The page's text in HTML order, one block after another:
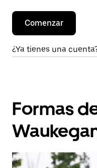
Comenzar
¿Ya tienes una
Formas